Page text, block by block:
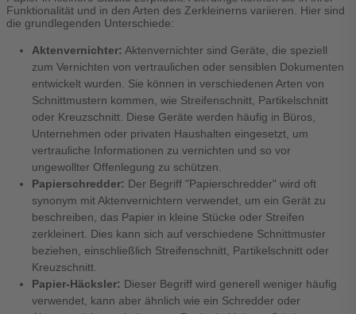
Funktionalität und in den Arten des Zerkleinerns variieren. Hier sind
die grundlegenden Unterschiede:
Aktenvernichter: Aktenvernichter sind Geräte, die speziell
zum Vernichten von vertraulichen oder sensiblen Dokumenten
entwickelt wurden. Sie können in verschiedenen Arten von
Schnittmustern kommen, wie Streifenschnitt, Partikelschnitt
oder Kreuzschnitt. Diese Geräte werden häufig in Büros,
Unternehmen oder privaten Haushalten eingesetzt, um
vertrauliche Informationen zu vernichten und so vor
ungewollter Offenlegung zu schützen.
Papierschredder: Der Begriff "Papierschredder" wird oft
synonym mit Aktenvernichtern verwendet, um ein Gerät zu
beschreiben, das Papier in kleine Stücke oder Streifen
zerkleinert. Dies kann sich auf verschiedene Schnittmuster
beziehen, einschließlich Streifenschnitt, Partikelschnitt oder
Kreuzschnitt.
Papier-Häcksler: Dieser Begriff wird generell weniger häufig
verwendet, kann aber ähnlich wie ein Schredder oder